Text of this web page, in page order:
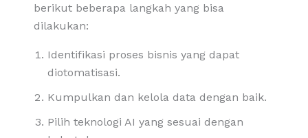
berikut beberapa langkah yang bisa
dilakukan:
Identifikasi proses bisnis yang dapat
diotomatisasi.
Kumpulkan dan kelola data dengan baik.
Pilih teknologi AI yang sesuai dengan